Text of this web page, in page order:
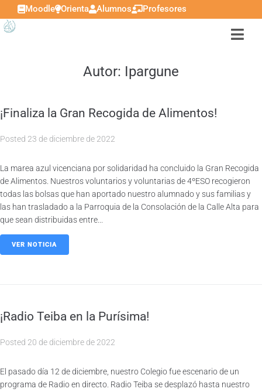
Moodle Orienta Alumnos Profesores
Autor: Ipargune
¡Finaliza la Gran Recogida de Alimentos!
Posted 23 de diciembre de 2022
La marea azul vicenciana por solidaridad ha concluido la Gran Recogida
de Alimentos. Nuestros voluntarios y voluntarias de 4ºESO recogieron
todas las bolsas que han aportado nuestro alumnado y sus familias y
las han trasladado a la Parroquia de la Consolación de la Calle Alta para
que sean distribuidas entre...
VER NOTICIA
¡Radio Teiba en la Purísima!
Posted 20 de diciembre de 2022
El pasado día 12 de diciembre, nuestro Colegio fue escenario de un
programa de Radio en directo. Radio Teiba se desplazó hasta nuestro